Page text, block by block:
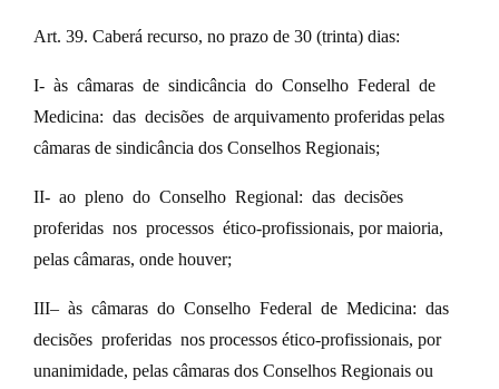
Art. 39. Caberá recurso, no prazo de 30 (trinta) dias:
I- às câmaras de sindicância do Conselho Federal de
Medicina: das decisões de arquivamento proferidas pelas
câmaras de sindicância dos Conselhos Regionais;
II- ao pleno do Conselho Regional: das decisões
proferidas nos processos ético-profissionais, por maioria,
pelas câmaras, onde houver;
III– às câmaras do Conselho Federal de Medicina: das
decisões proferidas nos processos ético-profissionais, por
unanimidade, pelas câmaras dos Conselhos Regionais ou